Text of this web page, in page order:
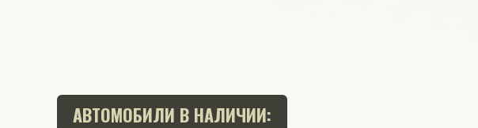
АВТОМОБИЛИ В НАЛИЧИИ:
Нажимая кнопку
обработку